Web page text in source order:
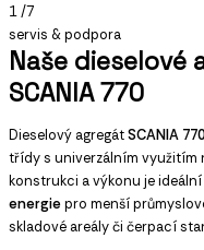
1/7
servis & podpora
Naše dieselové
SCANIA 770
Dieselový agregátSCANIA 770
třídy s univerzálním využitím
konstrukci a výkonu je
energiepro menší
skladové areály či čerpací